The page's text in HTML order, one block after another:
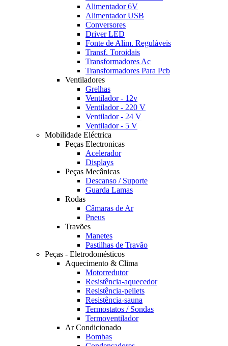
Alimentador 6V
Alimentador USB
Conversores
Driver LED
Fonte de Alim. Reguláveis
Transf. Toroidais
Transformadores Ac
Transformadores Para Pcb
Ventiladores
Grelhas
Ventilador - 12v
Ventilador - 220 V
Ventilador - 24 V
Ventilador - 5 V
Mobilidade Eléctrica
Peças Electronicas
Acelerador
Displays
Peças Mecânicas
Descanso / Suporte
Guarda Lamas
Rodas
Câmaras de Ar
Pneus
Travões
Manetes
Pastilhas de Travão
Peças - Eletrodomésticos
Aquecimento & Clima
Motorredutor
Resistência-aquecedor
Resistência-pellets
Resistência-sauna
Termostatos / Sondas
Termoventilador
Ar Condicionado
Bombas